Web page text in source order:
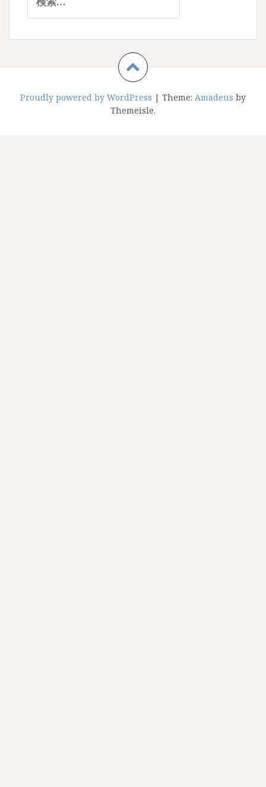
索:
Proudly powered by WordPress | Theme: Amadeus by
Themeisle.